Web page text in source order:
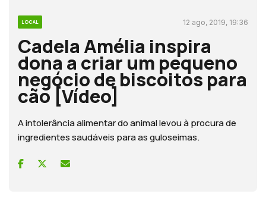
LOCAL 12 ago, 2019, 19:36
Cadela Amélia inspira
dona a criar um pequeno
negócio de biscoitos para
cão [Vídeo]
A intolerância alimentar do animal levou à procura de
ingredientes saudáveis para as guloseimas.